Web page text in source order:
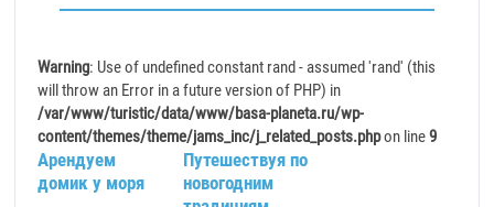
Warning: Use of undefined constant rand - assumed 'rand' (this
will throw an Error in a future version of PHP) in
/var/www/turistic/data/www/basa-planeta.ru/wp-
content/themes/theme/jams_inc/j_related_posts.phpon line9
Арендуем
домик у моря
Путешествуя по
новогодним